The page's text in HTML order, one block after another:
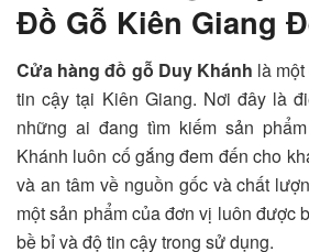
Đồ Gỗ Kiên Giang
Cửa hàng đồ gỗ Duy Khánh là
tin cậy tại Kiên Giang. Nơi đây là
những ai đang tìm kiếm sản
Khánh luôn cố gắng đem đến cho
và an tâm về nguồn gốc và chất
một sản phẩm của đơn vị luôn được
bề bỉ và độ tin cậy trong sử dụng.